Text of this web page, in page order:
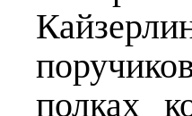
полках